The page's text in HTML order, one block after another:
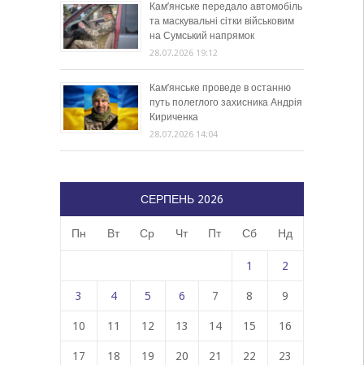
Кам’янське передало автомобіль
та маскувальні сітки військовим
на Сумський напрямок
28.07.2026 19:12
Кам’янське проведе в останню
путь полеглого захисника Андрія
Кириченка
28.07.2026 14:04
СЕРПЕНЬ 2026
Пн Вт Ср Чт Пт Сб Нд
1 2
3 4 5 6 7 8 9
10 11 12 13 14 15 16
17 18 19 20 21 22 23